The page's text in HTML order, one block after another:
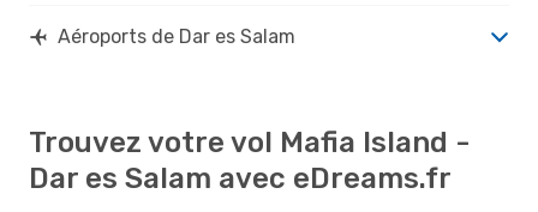
Aéroports de Dar es Salam
Trouvez votre vol Mafia Island -
Dar es Salam avec eDreams.fr